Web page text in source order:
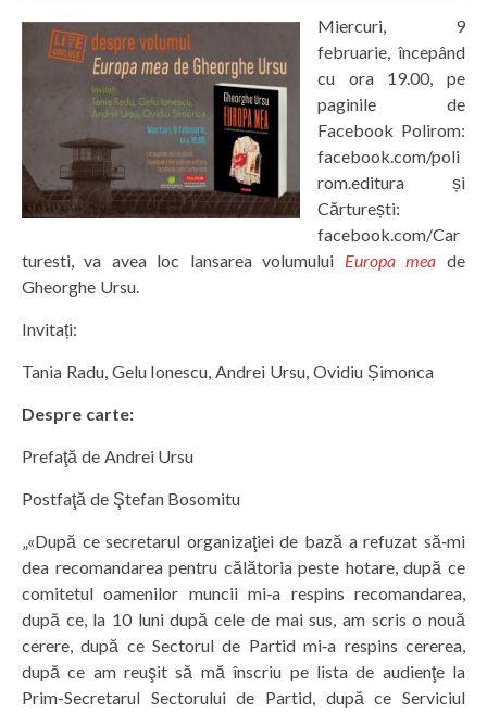
Miercuri, 9
februarie, începând
cu ora 19.00, pe
paginile de
Facebook Polirom:
facebook.com/poli
rom.editura și
Cărturești:
facebook.com/Car
turesti, va avea loc lansarea volumului Europa mea de
Gheorghe Ursu.
Invitați:
Tania Radu, Gelu Ionescu, Andrei Ursu, Ovidiu Șimonca
Despre carte:
Prefaţă de Andrei Ursu
Postfaţă de Ştefan Bosomitu
„«După ce secretarul organizaţiei de bază a refuzat să‑mi
dea recomandarea pentru călătoria peste hotare, după ce
comitetul oamenilor muncii mi‑a respins recomandarea,
după ce, la 10 luni după cele de mai sus, am scris o nouă
cerere, după ce Sectorul de Partid mi‑a respins cererea,
după ce am reuşit să mă înscriu pe lista de audienţe la
Prim-Secretarul Sectorului de Partid, după ce Serviciul